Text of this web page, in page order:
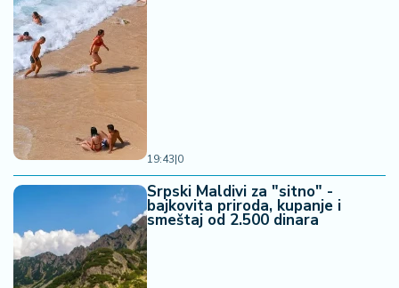
19:43|0
Srpski Maldivi za "sitno" -
bajkovita priroda, kupanje i
smeštaj od 2.500 dinara